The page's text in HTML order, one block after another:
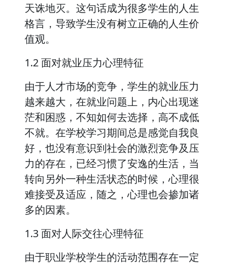
天诛地灭。这句话成为很多学生的人生
格言，导致学生没有树立正确的人生价
值观。
1.2 面对就业压力心理特征
由于人才市场的竞争，学生的就业压力
越来越大，在就业问题上，内心出现迷
茫和困惑，不知如何去选择，高不成低
不就。在学校学习期间总是感觉自我良
好，也没有意识到社会的激烈竞争及压
力的存在，已经习惯了安逸的生活，当
转向另外一种生活状态的时候，心理很
难接受及适应，随之，心理也会掺加诸
多的因素。
1.3 面对人际交往心理特征
由于职业学校学生的活动范围存在一定